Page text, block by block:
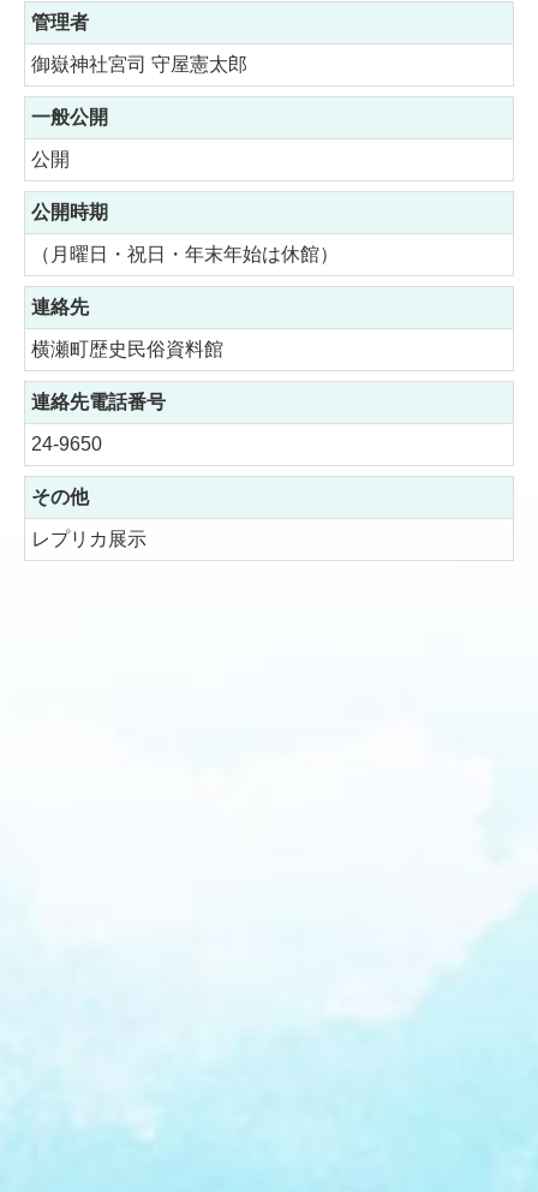
管理者
御嶽神社宮司 守屋憲太郎
一般公開
公開
公開時期
（月曜日・祝日・年末年始は休館）
連絡先
横瀬町歴史民俗資料館
連絡先電話番号
24-9650
その他
レプリカ展示